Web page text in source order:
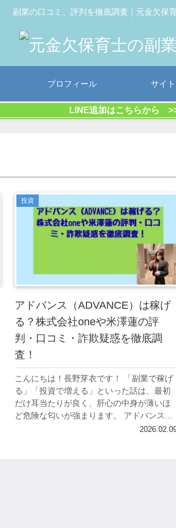
副業の口コミ、評判を徹底調査｜元金欠保
プロフィール サイ
LINE追加はこちらから
投資
アドバンス（ADVANCE）は稼げ
る？株式会社oneや米澤蓮の評
判・口コミ・詐欺疑惑を徹底調
査！
こんにちは！長野芽衣です！ 「副業で稼げ
る」「投資で増える」といった話は、最初
だけ耳当たりが良く、肝心の中身が薄いほ
ど危険な匂いが強まります。 アドバンス
（ADVANCE）についても、ネット上では疑